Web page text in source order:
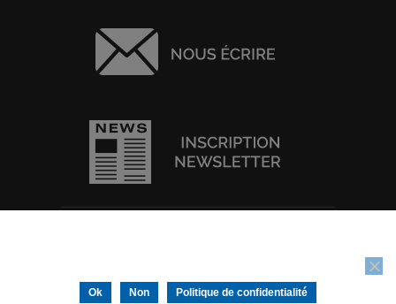
Tous droits réservés © Ville de Thouars -
Conception/Réalisation :IGNIS Communication
Ok Non Politique de confidentialité